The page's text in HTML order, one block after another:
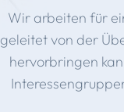
Wir arbeiten für
geleitet von der
hervorbringen